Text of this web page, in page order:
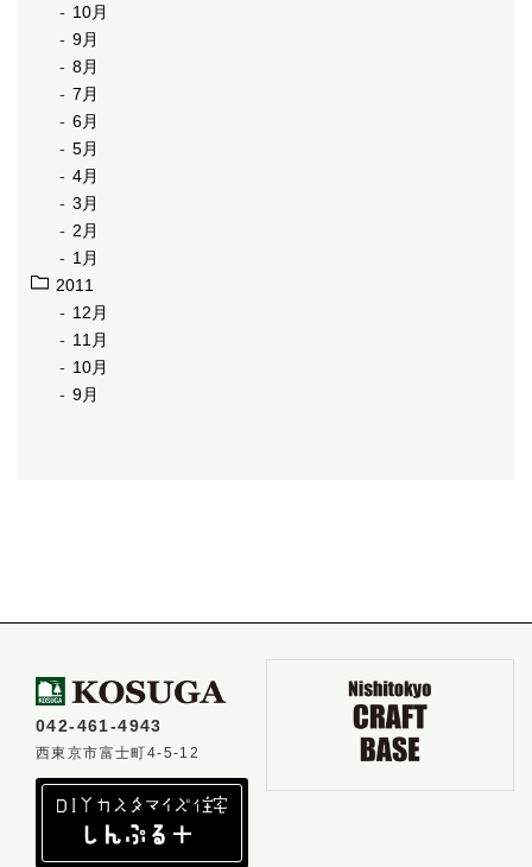
10月
9月
8月
7月
6月
5月
4月
3月
2月
1月
2011
12月
11月
10月
9月
042-461-4943
西東京市富士町4-5-12